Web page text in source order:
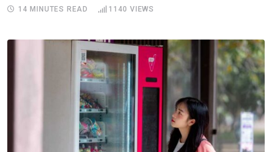
14 MINUTES READ 1140 VIEWS